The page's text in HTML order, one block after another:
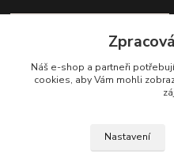
Zákaznická podpora DEP Trade
Náš e-shop a partneři
cookies, aby Vám mohli
Nastavení